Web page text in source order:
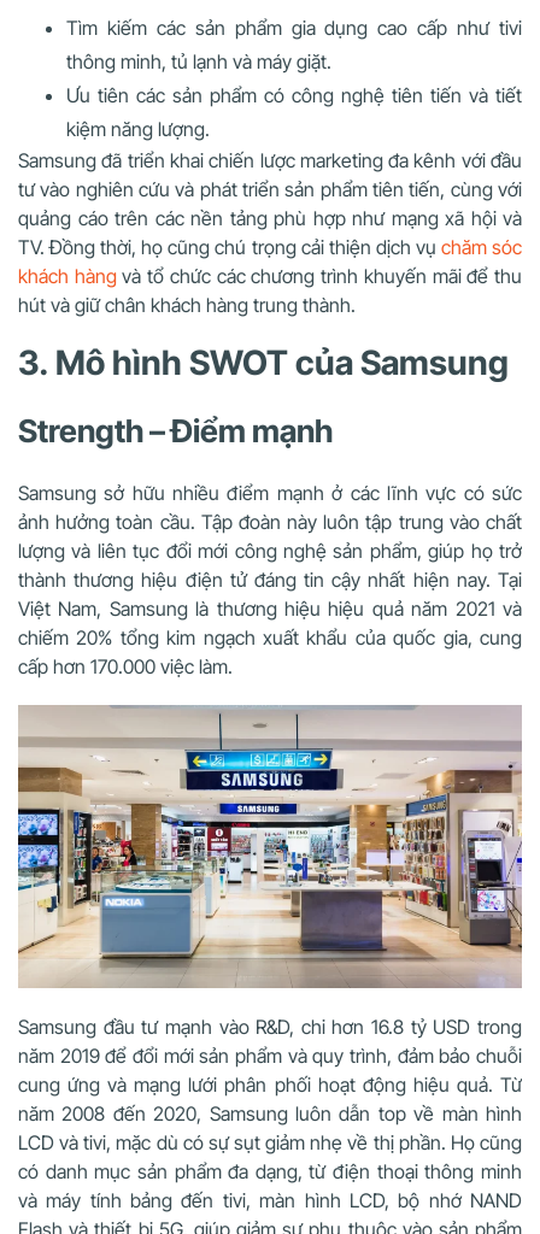
Tìm kiếm các sản phẩm gia dụng cao cấp như tivi
thông minh, tủ lạnh và máy giặt.
Ưu tiên các sản phẩm có công nghệ tiên tiến và tiết
kiệm năng lượng.
Samsung đã triển khai chiến lược marketing đa kênh với đầu
tư vào nghiên cứu và phát triển sản phẩm tiên tiến, cùng với
quảng cáo trên các nền tảng phù hợp như mạng xã hội và
TV. Đồng thời, họ cũng chú trọng cải thiện dịch vụ chăm sóc
khách hàngvà tổ chức các chương trình khuyến mãi để thu
hút và giữ chân khách hàng trung thành.
3. Mô hình SWOT của Samsung
Strength – Điểm mạnh
Samsung sở hữu nhiều điểm mạnh ở các lĩnh vực có sức
ảnh hưởng toàn cầu. Tập đoàn này luôn tập trung vào chất
lượng và liên tục đổi mới công nghệ sản phẩm, giúp họ trở
thành thương hiệu điện tử đáng tin cậy nhất hiện nay. Tại
Việt Nam, Samsung là thương hiệu hiệu quả năm 2021 và
chiếm 20% tổng kim ngạch xuất khẩu của quốc gia, cung
cấp hơn 170.000 việc làm.
Samsung đầu tư mạnh vào R&D, chi hơn 16.8 tỷ USD trong
năm 2019 để đổi mới sản phẩm và quy trình, đảm bảo chuỗi
cung ứng và mạng lưới phân phối hoạt động hiệu quả. Từ
năm 2008 đến 2020, Samsung luôn dẫn top về màn hình
LCD và tivi, mặc dù có sự sụt giảm nhẹ về thị phần. Họ cũng
có danh mục sản phẩm đa dạng, từ điện thoại thông minh
và máy tính bảng đến tivi, màn hình LCD, bộ nhớ NAND
Flash và thiết bị 5G, giúp giảm sự phụ thuộc vào sản phẩm